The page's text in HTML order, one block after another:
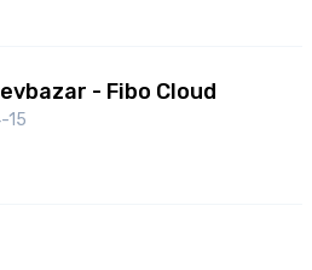
- Fibo Cloud
15